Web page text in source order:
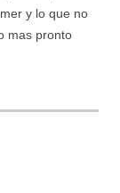
y lo que no
mas pronto